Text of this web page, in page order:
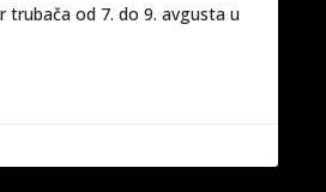
trubača od 7. do 9. avgusta u